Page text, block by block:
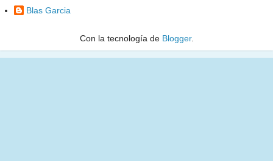
Blas Garcia
Con la tecnología de Blogger.